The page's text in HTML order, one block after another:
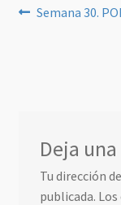
Anterior:
Semana 30.
Deja
Tu dirección
publicada.